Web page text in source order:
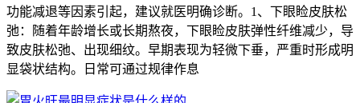
功能减退等因素引起，建议就医明确诊断。1、下眼睑皮肤松
弛：随着年龄增长或长期熬夜，下眼睑皮肤弹性纤维减少，导
致皮肤松弛、出现细纹。早期表现为轻微下垂，严重时形成明
显袋状结构。日常可通过规律作息